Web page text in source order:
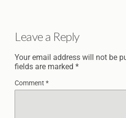
Leave a Reply
Your email address will not be
fields are marked *
Comment *